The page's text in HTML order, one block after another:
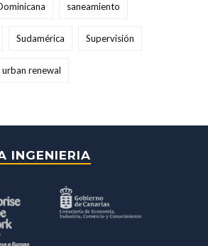
saneamiento
Sudamérica Supervisión
urban renewal
INGENIERIA